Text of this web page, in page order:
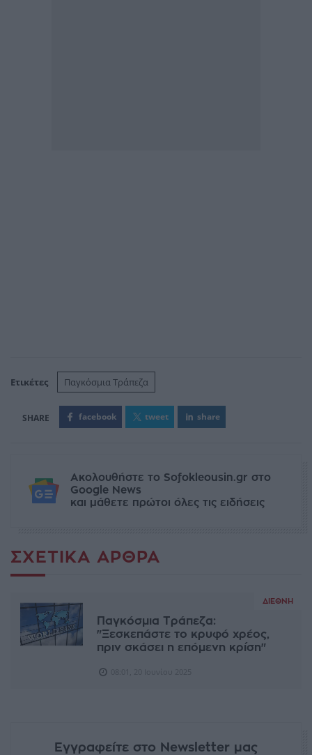
Ετικέτες Παγκόσμια Τράπεζα
facebook tweet share
Ακολουθήστε το Sofokleousin.gr στο
Google News
και μάθετε πρώτοι όλες τις ειδήσεις
ΣΧΕΤΙΚΆ ΆΡΘΡΑ
ΔΙΕΘΝΉ
Παγκόσμια Τράπεζα:
"Ξεσκεπάστε το κρυφό χρέος,
πριν σκάσει η επόμενη κρίση"
Εγγραφείτε στο Newsletter μας